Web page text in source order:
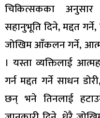
चिकित्सकका
सहानुभूति दिने, मद्दत
जोखिम आँकलन गर्ने,
। यस्ता व्यक्तिलाई
गर्न मद्दत गर्ने साधन
छन् भने तिनलाई